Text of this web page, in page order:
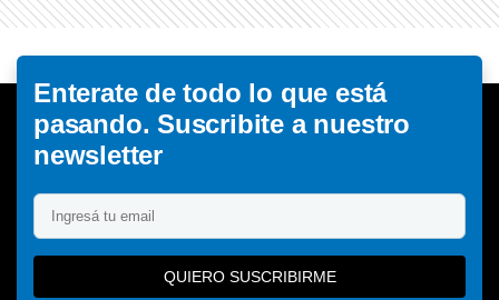
Enterate de todo lo que está
pasando. Suscribite a nuestro
newsletter
QUIERO SUSCRIBIRME